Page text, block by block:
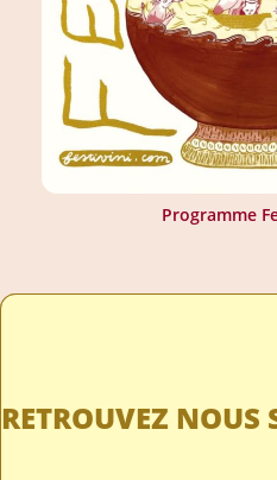
Programme
RETROUVEZ NOUS